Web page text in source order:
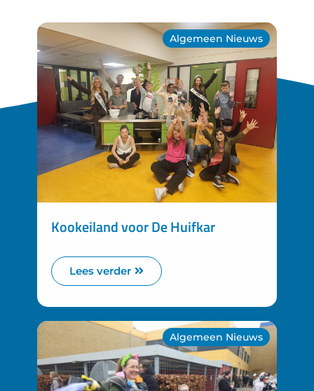
Algemeen Nieuws
Kookeiland voor De Huifkar
Lees verder
Algemeen Nieuws